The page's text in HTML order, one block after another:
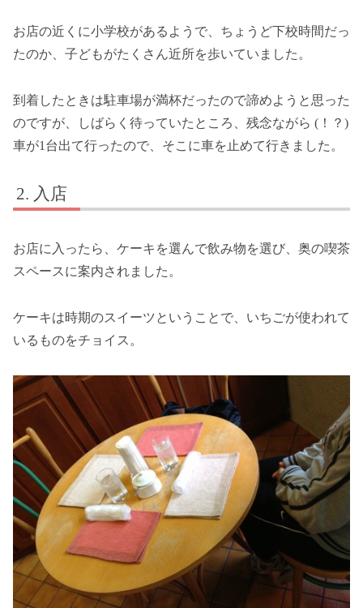
お店の近くに小学校があるようで、ちょうど下校時間だっ
たのか、子どもがたくさん近所を歩いていました。
到着したときは駐車場が満杯だったので諦めようと思った
のですが、しばらく待っていたところ、残念ながら (！？)
車が1台出て行ったので、そこに車を止めて行きました。
入店
お店に入ったら、ケーキを選んで飲み物を選び、奥の喫茶
スペースに案内されました。
ケーキは時期のスイーツということで、いちごが使われて
いるものをチョイス。